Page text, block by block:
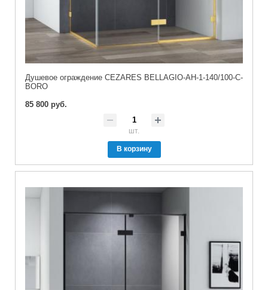
Душевое ограждение CEZARES BELLAGIO-AH-1-140/100-C-
BORO
85 800 руб.
шт.
В корзину